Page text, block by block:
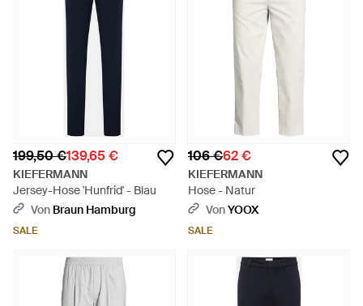
199,50 €139,65 €
KIEFERMANN
Jersey-Hose 'Hunfrid' - Blau
Von Braun Hamburg
SALE
106 €62 €
KIEFERMANN
Hose - Natur
VonYOOX
SALE